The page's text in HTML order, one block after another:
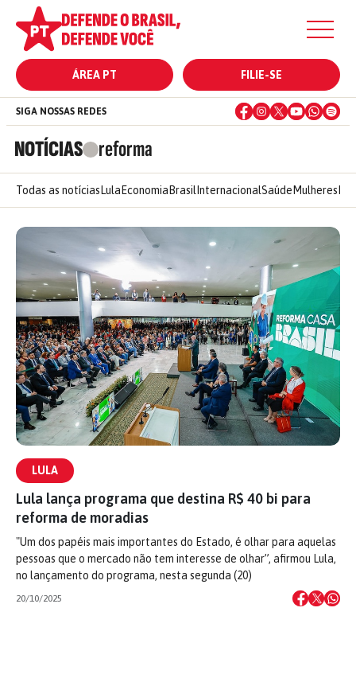
ÁREA PT FILIE-SE
NOTÍCIAS reforma
SIGA NOSSAS REDES
Todas as notícias Lula Economia Brasil InternacionalSaúde Mulheres
LULA
Lula lança programa que destina R$ 40 bi para
reforma de moradias
"Um dos papéis mais importantes do Estado, é olhar para aquelas
pessoas que o mercado não tem interesse de olhar”, afirmou Lula,
no lançamento do programa, nesta segunda (20)
20/10/2025